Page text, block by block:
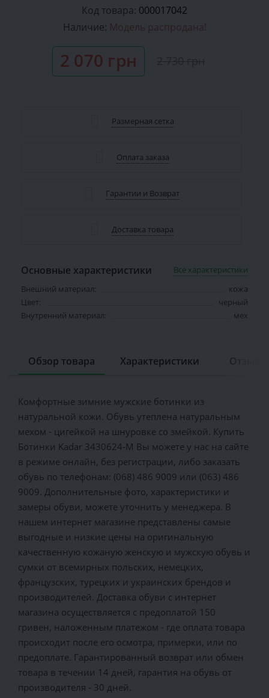
Код товара: 000017042
Наличие: Модель распродана!
2 070 грн
Размерная сетка
Оплата заказа
Гарантии и Возврат
Доставка товара
Основные характеристики
Все характеристики
Внешний материал:
кожа
Цвет:
черный
Внутренний материал:
мех
Обзор товара Характеристики
Комфортные зимние мужские ботинки из
натуральной кожи. Обувь утеплена натуральным
мехом - цигейкой на шнуровке со змейкой. Купить
Ботинки Kadar 3430624-М Вы можете у нас на сайте
в режиме онлайн, без регистрации, либо заказать
обувь по телефонам: (068) 486 9009 или (063) 486
9009. Дополнительные фото, характеристики и
замеры обуви, можете уточнить у менеджера. В
нашем интернет магазине представлены самые
выгодные и низкие цены на оригинальную
качественную кожаную женскую и мужскую обувь и
сумки от всемирных польских, немецких,
французских, турецких и украинских брендов и
производителей. Доставка обуви с интернет
магазина осуществляется c предоплатой 150
гривен, наложенным платежом - где оплата товара
происходит после его осмотра, примерки, или по
предоплате. Гарантированный возврат или обмен
товара в течении 14 дней, гарантия на обувь от
производителя - 30 дней.